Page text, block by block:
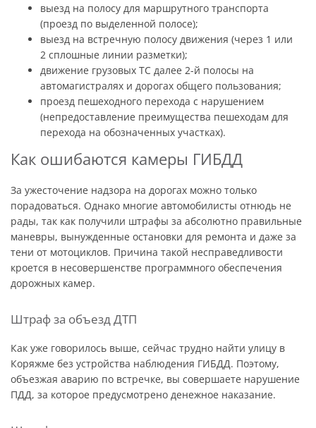
выезд на полосу для маршрутного транспорта
(проезд по выделенной полосе);
выезд на встречную полосу движения (через 1 или
2 сплошные линии разметки);
движение грузовых ТС далее 2-й полосы на
автомагистралях и дорогах общего пользования;
проезд пешеходного перехода с нарушением
(непредоставление преимущества пешеходам для
перехода на обозначенных участках).
Как ошибаются камеры ГИБДД
За ужесточение надзора на дорогах можно только
порадоваться. Однако многие автомобилисты отнюдь не
рады, так как получили штрафы за абсолютно правильные
маневры, вынужденные остановки для ремонта и даже за
тени от мотоциклов. Причина такой несправедливости
кроется в несовершенстве программного обеспечения
дорожных камер.
Штраф за объезд ДТП
Как уже говорилось выше, сейчас трудно найти улицу в
Коряжме без устройства наблюдения ГИБДД. Поэтому,
объезжая аварию по встречке, вы совершаете нарушение
ПДД, за которое предусмотрено денежное наказание.